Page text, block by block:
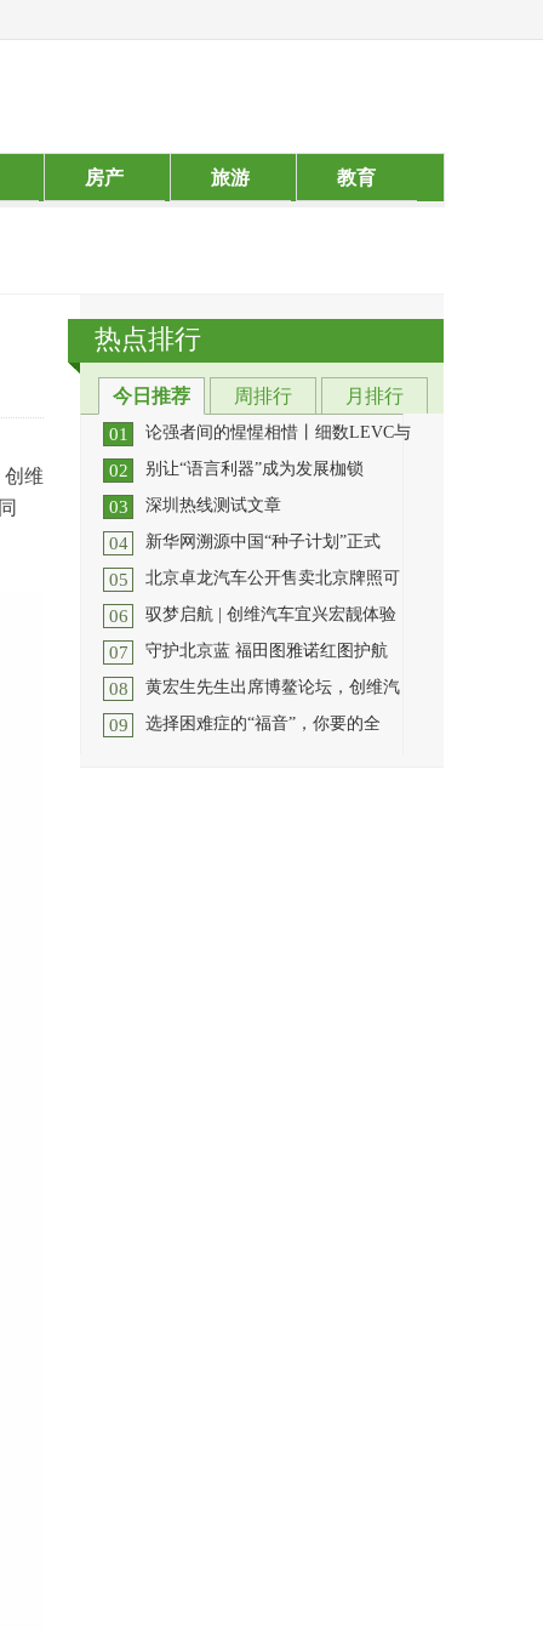
房产 旅游 教育
维
热点排行
今日推荐 周排行 月排行
01 论强者间的惺惺相惜丨细数LEVC与
每个领域都有几个造诣很高的人，每
个行业也都有那么几个顶尖
02 别让“语言利器”成为发展枷锁
拥有好看的皮囊总是容易得到更多的
善待，颜值即是生产力在这
03 深圳热线测试文章
[详细]
04 新华网溯源中国“种子计划”正式
2023年2月13日，乡村振兴与产业帮
扶大会暨新华网溯源中国种子计
05 北京卓龙汽车公开售卖北京牌照可
北京地区买车最难的一件事就是牌
照，刚刚发布的消息已经终结
06 驭梦启航 | 创维汽车宜兴宏靓体验
12月15日，创维汽车宜兴宏靓体验中
心盛大开业，为用户带来更多
07 守护北京蓝 福田图雅诺红图护航
2019年8月29日，福田图雅诺红图纯
电动机场内作业用车正式交付南
08 黄宏生先生出席博鳌论坛，创维汽
2022年11月25日至28日，由海南省人
09 选择困难症的“福音”，你要的全